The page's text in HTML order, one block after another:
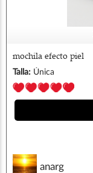
mochila efecto piel
Talla: Única
anarg